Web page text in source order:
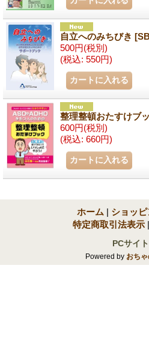
自立へのみちびき
500円(税別)
(税込: 550円)
整理整頓おたすけブ
600円(税別)
(税込: 660円)
ホーム | ショッ
特定商取引法表示 |
PCサイト
Powered by おち